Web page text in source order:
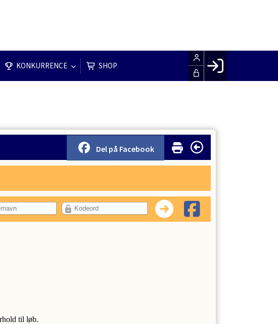
KONKURRENCE SHOP
LOG IND
Del på Facebook
til løb.